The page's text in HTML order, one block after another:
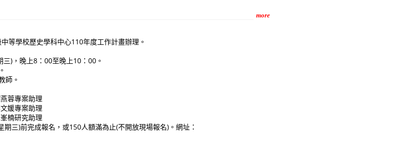
等學校歷史學科中心110年度工作計畫辦理。
)，晚上8：00至晚上10：00。
師。
蓉專案助理
媛專案助理
楠研究助理
三)前完成報名，或150人額滿為止(不開放現場報名)。網址：
more